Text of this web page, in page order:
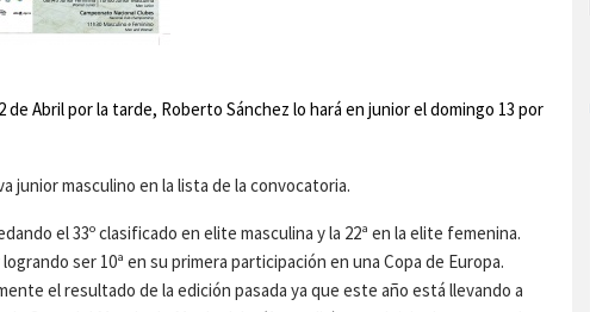
de Abril por la tarde, Roberto Sánchez lo hará en junior el domingo 13 por
junior masculino en la lista de la convocatoria.
el 33º clasificado en elite masculina y la 22ª en la elite femenina.
ser 10ª en su primera participación en una Copa de Europa.
el resultado de la edición pasada ya que este año está llevando a